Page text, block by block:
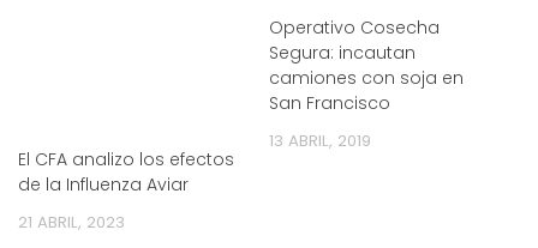
El CFA analizo los efectos
de la Influenza Aviar
21 ABRIL, 2023
Operativo Cosecha
Segura: incautan
camiones con soja en
San Francisco
13 ABRIL, 2019